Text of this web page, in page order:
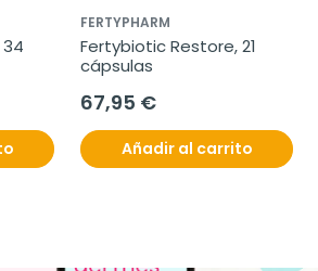
FERTYPHARM
Fertybiotic Restore, 21
cápsulas
67,95 €
Añadir al carrito